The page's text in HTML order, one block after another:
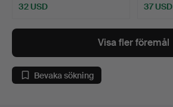
32 USD 37 USD
Visa fler föremål
Bevaka sökning